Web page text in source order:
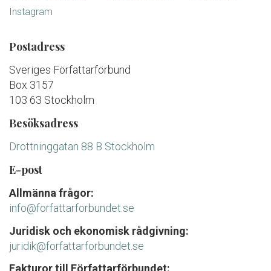
Instagram
Postadress
Sveriges Författarförbund
Box 3157
103 63 Stockholm
Besöksadress
Drottninggatan 88 B Stockholm
E-post
Allmänna frågor:
info@forfattarforbundet.se
Juridisk och ekonomisk rådgivning:
juridik@forfattarforbundet.se
Fakturor till Författarförbundet: